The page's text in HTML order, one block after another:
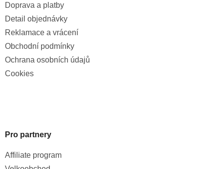
Doprava a platby
Detail objednávky
Reklamace a vrácení
Obchodní podmínky
Ochrana osobních údajů
Cookies
Pro partnery
Affiliate program